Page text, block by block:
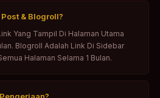
Post & Blogroll?
Yang Tampil Di Halaman Utama
Blogroll Adalah Link Di Sidebar
Halaman Selama 1 Bulan.